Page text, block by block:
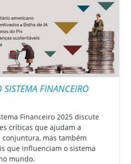
SISTEMA FINANCEIRO
Financeiro 2025 discute
críticas que ajudam a
mas também
que influenciam o sistema
mundo.